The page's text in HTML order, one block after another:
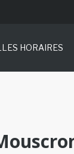
HORAIRES